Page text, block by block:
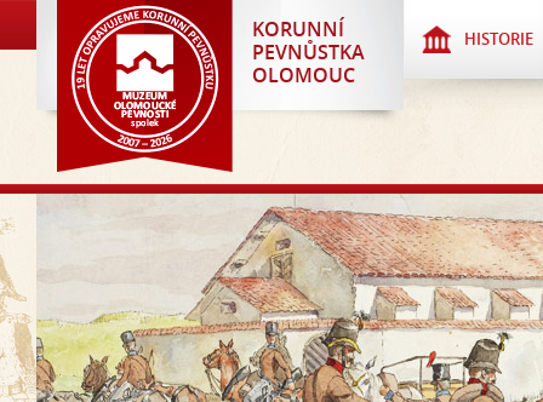
KORUNNÍ
PEVNŮSTKA
OLOMOUC
HISTORIE